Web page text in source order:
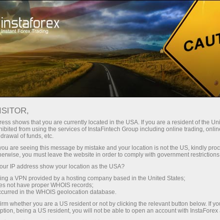
С InstaForex вы получаете
конкурентным возможностям:
кредитное плечо до 1:5000, одни
из лучших спредов и комиссий
на рынке, а также
привлекательные условия для
торговли акциями и индексами
Минимальные
Бонус 30%
на каждый депозит
Скорость
в трейдинге и на трассе
shows that you are currently located in the USA. If you are a resident of the
from using the services of InstaFintech Group including online trading,
of funds, etc.
are seeing this message by mistake and your location is not the US, kindly
you must leave the website in order to comply with government
IP address show your location as the USA?
a VPN provided by a hosting company based in the United States;
not have proper WHOIS records;
in the WHOIS geolocation database.
whether you are a US resident or not by clicking the relevant button below. If
being a US resident, you will not be able to open an account with InstaForex